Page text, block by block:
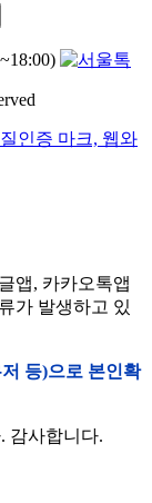
앱, 카카오톡앱
가 발생하고 있
등)으로 본인확
감사합니다.